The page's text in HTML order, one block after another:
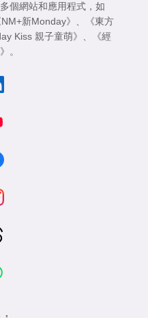
個網站和應用程式，如
NM+新Monday》 、
《東方
Kiss 親子童萌》 、
《經
。